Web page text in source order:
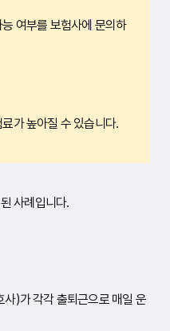
여부를 보험사에 문의하
가 높아질 수 있습니다.
사례입니다.
)가 각각 출퇴근으로 매일 운